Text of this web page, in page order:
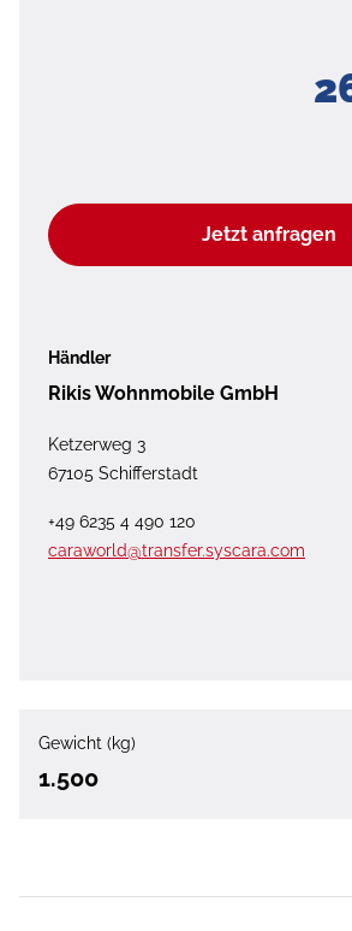
Jetzt anfragen
Händler
Rikis Wohnmobile GmbH
Ketzerweg 3
67105 Schifferstadt
+49 6235 4 490 120
caraworld@transfer.syscara.com
Gewicht (kg)
1.500